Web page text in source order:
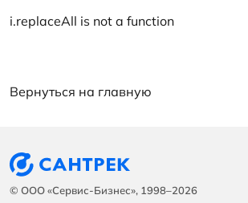
i.replaceAll is not a function
Вернуться на главную
© ООО «Сервис-Бизнес», 1998–2026